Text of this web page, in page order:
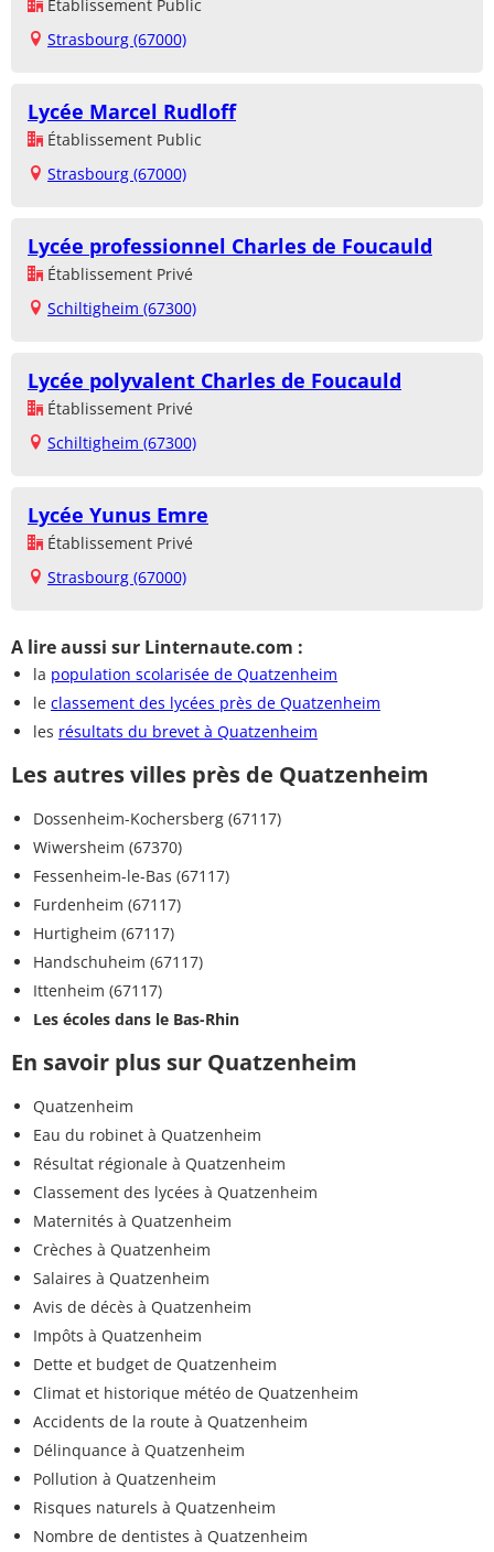
Établissement Public
Strasbourg (67000)
Lycée Marcel Rudloff
Établissement Public
Strasbourg (67000)
Lycée professionnel Charles de Foucauld
Établissement Privé
Schiltigheim (67300)
Lycée polyvalent Charles de Foucauld
Établissement Privé
Schiltigheim (67300)
Lycée Yunus Emre
Établissement Privé
Strasbourg (67000)
A lire aussi sur Linternaute.com :
la population scolarisée de Quatzenheim
le classement des lycées près de Quatzenheim
les résultats du brevet à Quatzenheim
Les autres villes près de Quatzenheim
Dossenheim-Kochersberg (67117)
Wiwersheim (67370)
Fessenheim-le-Bas (67117)
Furdenheim (67117)
Hurtigheim (67117)
Handschuheim (67117)
Ittenheim (67117)
Les écoles dans le Bas-Rhin
En savoir plus sur Quatzenheim
Quatzenheim
Eau du robinet à Quatzenheim
Résultat régionale à Quatzenheim
Classement des lycées à Quatzenheim
Maternités à Quatzenheim
Crèches à Quatzenheim
Salaires à Quatzenheim
Avis de décès à Quatzenheim
Impôts à Quatzenheim
Dette et budget de Quatzenheim
Climat et historique météo de Quatzenheim
Accidents de la route à Quatzenheim
Délinquance à Quatzenheim
Pollution à Quatzenheim
Risques naturels à Quatzenheim
Nombre de dentistes à Quatzenheim